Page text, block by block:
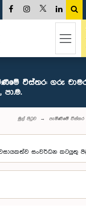
විස්තර: ගරු
මුල් පිටුව පැමිණීමේ විස්තර